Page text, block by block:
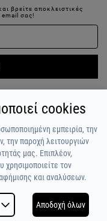
βρείτε αποκλειστικές
σας!
ΕΠΙΚΟΙΝΩΝΙΑ
ΑΠΟΡΡΗΤΟΥ
Η ΟΜΑΔΑ
ΣΧΟΛΙΑ
ΠΕΛΑΤΩΝ
MADE BY NETSTUDIO
cookies
εμπειρία, την
την παροχή λειτουργιών
μας. Επιπλέον,
χρησιμοποιείτε τον
και αναλύσεων.
Αποδοχή όλων